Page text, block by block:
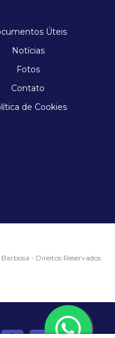
Úteis
Notícias
Fotos
Contato
de Cookies
- Direitos Reservados